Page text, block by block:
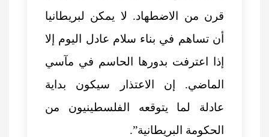
قرن من الاضطهاد. لا يمكن لبريطانيا
أن تساهم في بناء سلام عادل اليوم إلا
إذا اعترفت بدورها الحاسم في مآسي
الماضي. إن الاعتذار سيكون بداية
عادلة لما يتوقعه الفلسطينيون من
الحكومة البريطانية”.